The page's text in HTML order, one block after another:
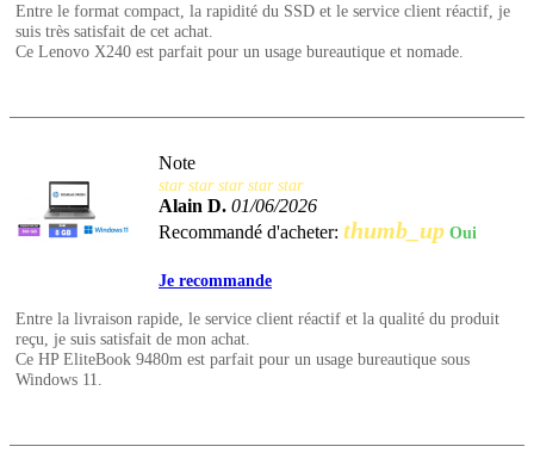
Entre le format compact, la rapidité du SSD et le service client réactif, je
suis très satisfait de cet achat.
Ce Lenovo X240 est parfait pour un usage bureautique et nomade.
Note
star star star star star
Alain D. 01/06/2026
Recommandé d'acheter: thumb_up Oui
Je recommande
Entre la livraison rapide, le service client réactif et la qualité du produit
reçu, je suis satisfait de mon achat.
Ce HP EliteBook 9480m est parfait pour un usage bureautique sous
Windows 11.